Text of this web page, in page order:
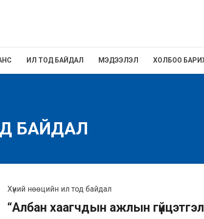
ИЛ ТОД БАЙДАЛ МЭДЭЭЛЭЛ ХОЛБОО
БАЙДАЛ
Хүний нөөцийн ил тод байдал
“Албан хаагчдын ажлын